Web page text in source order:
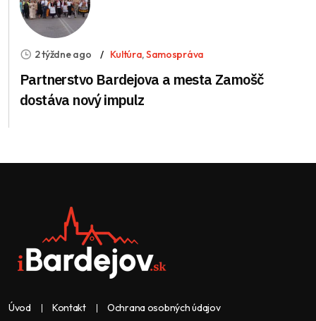
2 týždne ago Kultúra,Samospráva
Partnerstvo Bardejova a mesta Zamošč
dostáva nový impulz
Úvod Kontakt Ochrana osobných údajov